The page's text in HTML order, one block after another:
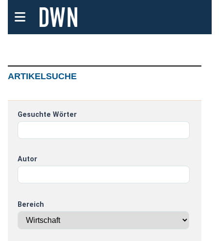
ARTIKELSUCHE
Gesuchte Wörter
Autor
Bereich